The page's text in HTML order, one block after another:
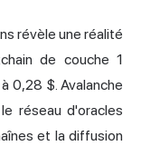
révèle une réalité
de couche 1
0,28 $. Avalanche
réseau d'oracles
et la diffusion